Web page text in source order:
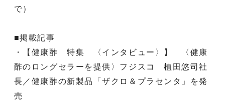
で）
■掲載記事
・【健康酢 特集 〈インタビュー〉】 〈健康
酢のロングセラーを提供〉フジスコ 植田悠司社
長／健康酢の新製品「ザクロ＆プラセンタ」を発
売